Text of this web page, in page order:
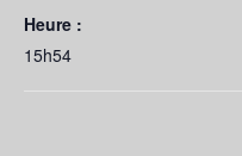
Heure :
15h54